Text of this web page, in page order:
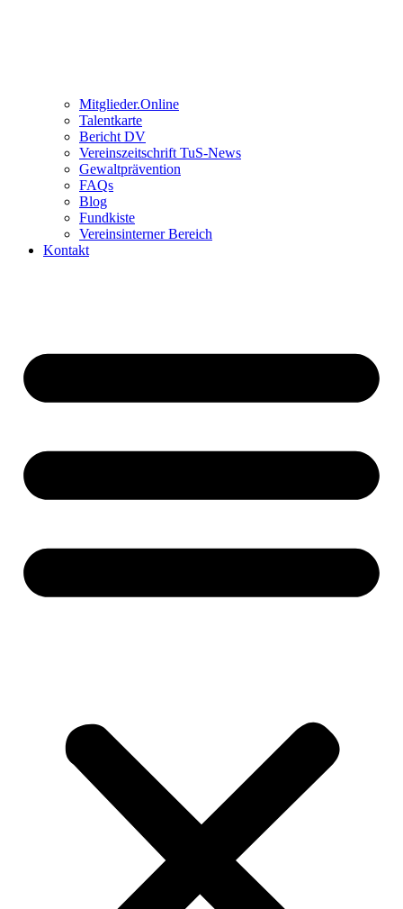
Mitglieder.Online
Talentkarte
Bericht DV
Vereinszeitschrift TuS-News
Gewaltprävention
FAQs
Blog
Fundkiste
Vereinsinterner Bereich
Kontakt